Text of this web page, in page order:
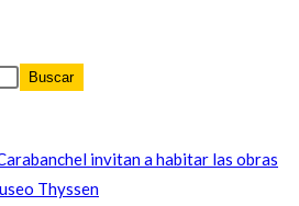
Buscar